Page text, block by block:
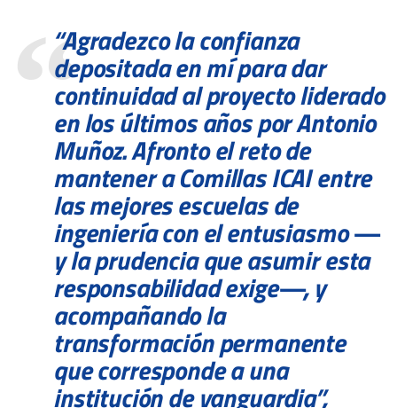
“Agradezco la confianza
depositada en mí para dar
continuidad al proyecto liderado
en los últimos años por Antonio
Muñoz. Afronto el reto de
mantener a Comillas ICAI entre
las mejores escuelas de
ingeniería con el entusiasmo —
y la prudencia que asumir esta
responsabilidad exige—, y
acompañando la
transformación permanente
que corresponde a una
institución de vanguardia”,